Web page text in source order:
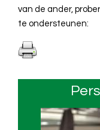
van de ander,
te ondersteunen: